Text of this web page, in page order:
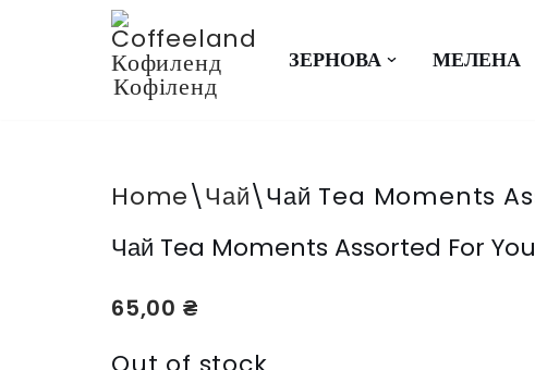
Перейти ЗЕРНОВА МЕЛЕНА
Home\Чай\Чай Tea Moments
Чай Tea Moments Assorted For You
65,00 ₴